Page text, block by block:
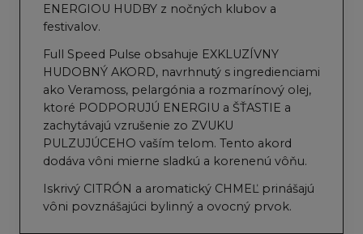
ENERGIOU HUDBY z nočných klubov a
festivalov.
Full Speed Pulse obsahuje EXKLUZÍVNY
HUDOBNÝ AKORD, navrhnutý s ingredienciami
ako Veramoss, pelargónia a rozmarínový olej,
ktoré PODPORUJÚ ENERGIU a ŠŤASTIE a
zachytávajú vzrušenie zo ZVUKU
PULZUJÚCEHO vaším telom. Tento akord
dodáva vôni mierne sladkú a korenenú vôňu.
Iskrivý CITRÓN a aromatický CHMEĽ prinášajú
vôni povznášajúci bylinný a ovocný prvok.